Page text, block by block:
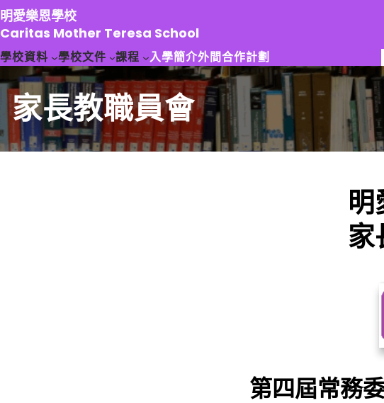
跳
至
主
要
容
明愛樂恩學校
Caritas Mother Teresa School
學校資料 學校文件 課程 入學簡介外間合作計劃
家長教職員會
明
家
第四屆常務